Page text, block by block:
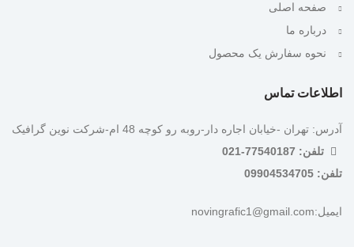
صفحه اصلی
درباره ما
نحوه سفارش یک محصول
اطلاعات تماس
آدرس: تهران -خیابان اجاره دار-روبه رو کوچه 48 ام-شرکت نوین گرافیک
تلفن: 77540187-021
تلفن: 09904534705
ایمیل:novingrafic1@gmail.com